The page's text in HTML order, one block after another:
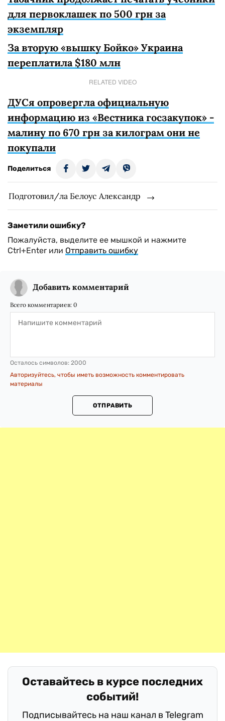
для первоклашек по 500 грн за
экземпляр
За вторую «вышку Бойко» Украина
переплатила $180 млн
RELATED VIDEO
ДУСя опровергла официальную
информацию из «Вестника госзакупок» -
малину по 670 грн за килограм они не
покупали
Поделиться
Подготовил/ла Белоус Александр
Заметили ошибку?
Пожалуйста, выделите ее мышкой и нажмите
Ctrl+Enter или Отправить ошибку
Добавить комментарий
Всего комментариев: 0
Осталось символов: 2000
Авторизуйтесь, чтобы иметь возможность комментировать
материалы
ОТПРАВИТЬ
Оставайтесь в курсе последних
событий!
Подписывайтесь на наш канал в Telegram